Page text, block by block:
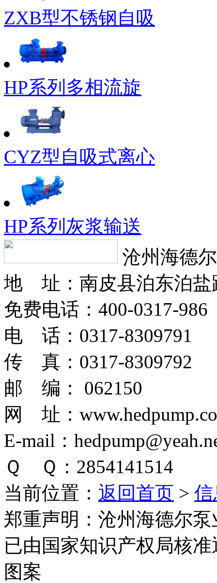
ZXB型不锈钢自吸
HP系列多相流旋
CYZ型自吸式离心
HP系列灰浆输送
沧州海德
地 址：南皮县泊东泊盐
免费电话：400-0317-986
电 话：0317-8309791
传 真：0317-8309792
邮 编： 062150
网 址：
E-mail：
Ｑ Ｑ：2854141514
当前位置： 返回首页 >
郑重声明： 沧州海德尔
已由国家知识产权局核
图案